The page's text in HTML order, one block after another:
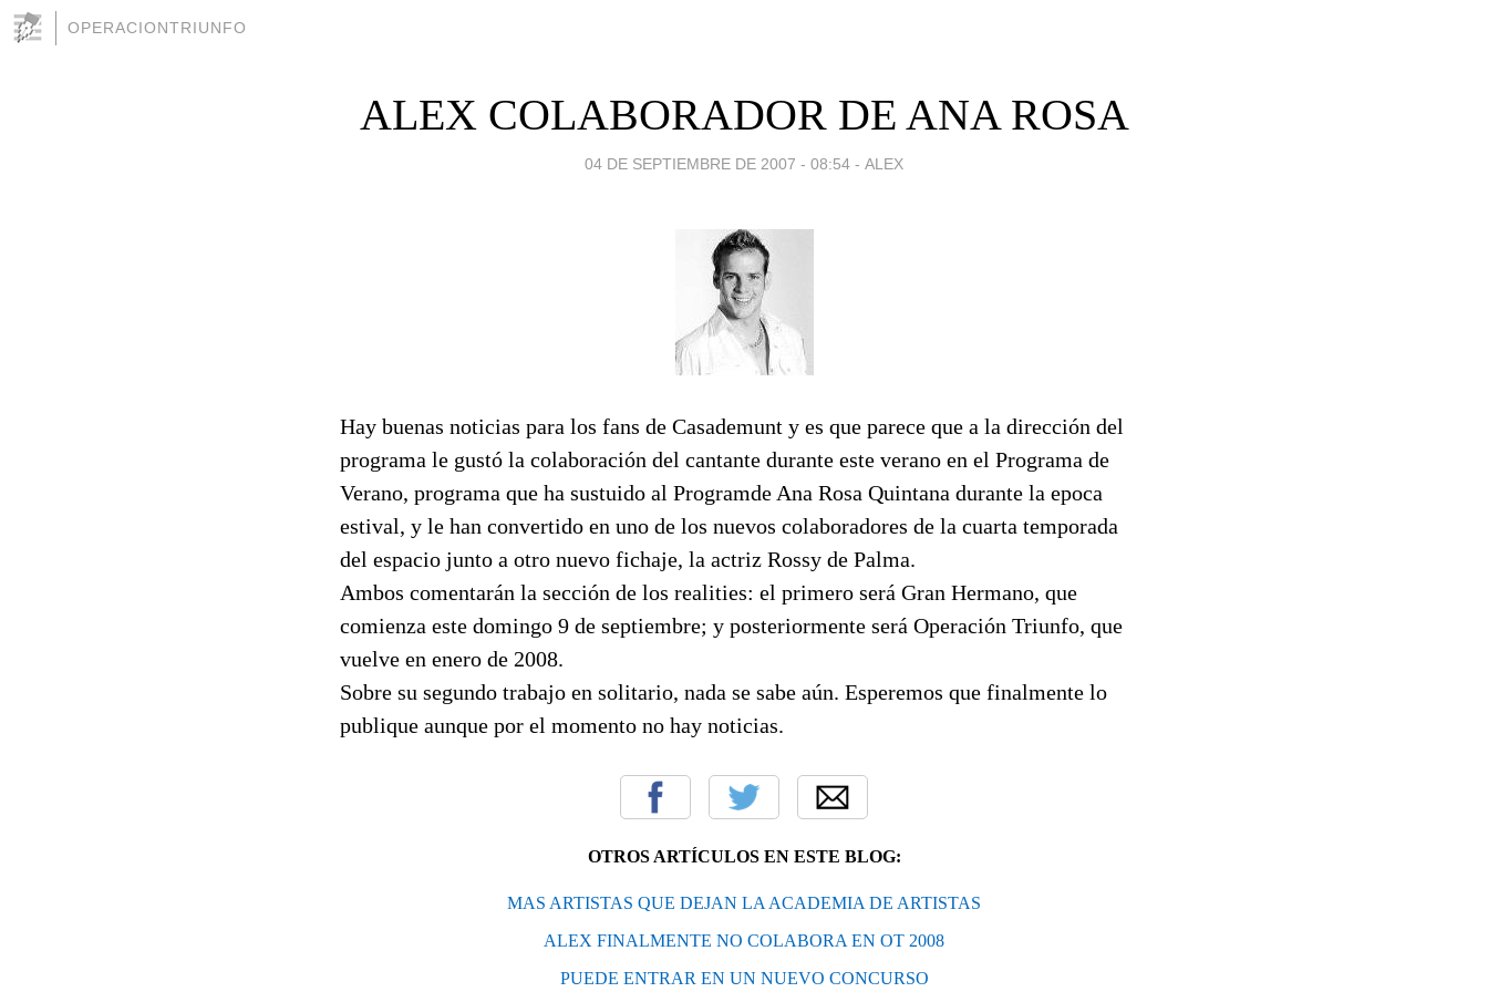
OPERACIONTRIUNFO
ALEX COLABORADOR DE ANA ROSA
04 DE SEPTIEMBRE DE 2007 - 08:54 - ALEX
Hay buenas noticias para los fans de Casademunt y es que parece que a la dirección del
programa le gustó la colaboración del cantante durante este verano en el Programa de
Verano, programa que ha sustuido al Programde Ana Rosa Quintana durante la epoca
estival, y le han convertido en uno de los nuevos colaboradores de la cuarta temporada
del espacio junto a otro nuevo fichaje, la actriz Rossy de Palma.
Ambos comentarán la sección de los realities: el primero será Gran Hermano, que
comienza este domingo 9 de septiembre; y posteriormente será Operación Triunfo, que
vuelve en enero de 2008.
Sobre su segundo trabajo en solitario, nada se sabe aún. Esperemos que finalmente lo
publique aunque por el momento no hay noticias.
OTROS ARTÍCULOS EN ESTE BLOG:
MAS ARTISTAS QUE DEJAN LA ACADEMIA DE ARTISTAS
ALEX FINALMENTE NO COLABORA EN OT 2008
PUEDE ENTRAR EN UN NUEVO CONCURSO